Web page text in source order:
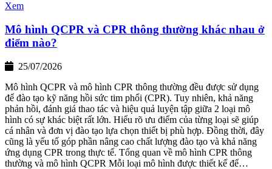
Xem
Mô hình QCPR và CPR thông thường khác nhau ở
điểm nào?
25/07/2026
Mô hình QCPR và mô hình CPR thông thường đều được sử dụng
để đào tạo kỹ năng hồi sức tim phổi (CPR). Tuy nhiên, khả năng
phản hồi, đánh giá thao tác và hiệu quả luyện tập giữa 2 loại mô
hình có sự khác biệt rất lớn. Hiểu rõ ưu điểm của từng loại sẽ giúp
cá nhân và đơn vị đào tạo lựa chọn thiết bị phù hợp. Đồng thời, đây
cũng là yếu tố góp phần nâng cao chất lượng đào tạo và khả năng
ứng dụng CPR trong thực tế. Tổng quan về mô hình CPR thông
thường và mô hình QCPR Mỗi loại mô hình được thiết kế để…